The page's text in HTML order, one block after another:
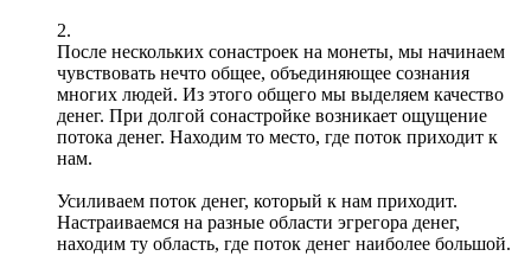
2.
После нескольких сонастроек на монеты, мы начинаем
чувствовать нечто общее, объединяющее сознания
многих людей. Из этого общего мы выделяем качество
денег. При долгой сонастройке возникает ощущение
потока денег. Находим то место, где поток приходит к
нам.
Усиливаем поток денег, который к нам приходит.
Настраиваемся на разные области эгрегора денег,
находим ту область, где поток денег наиболее большой.